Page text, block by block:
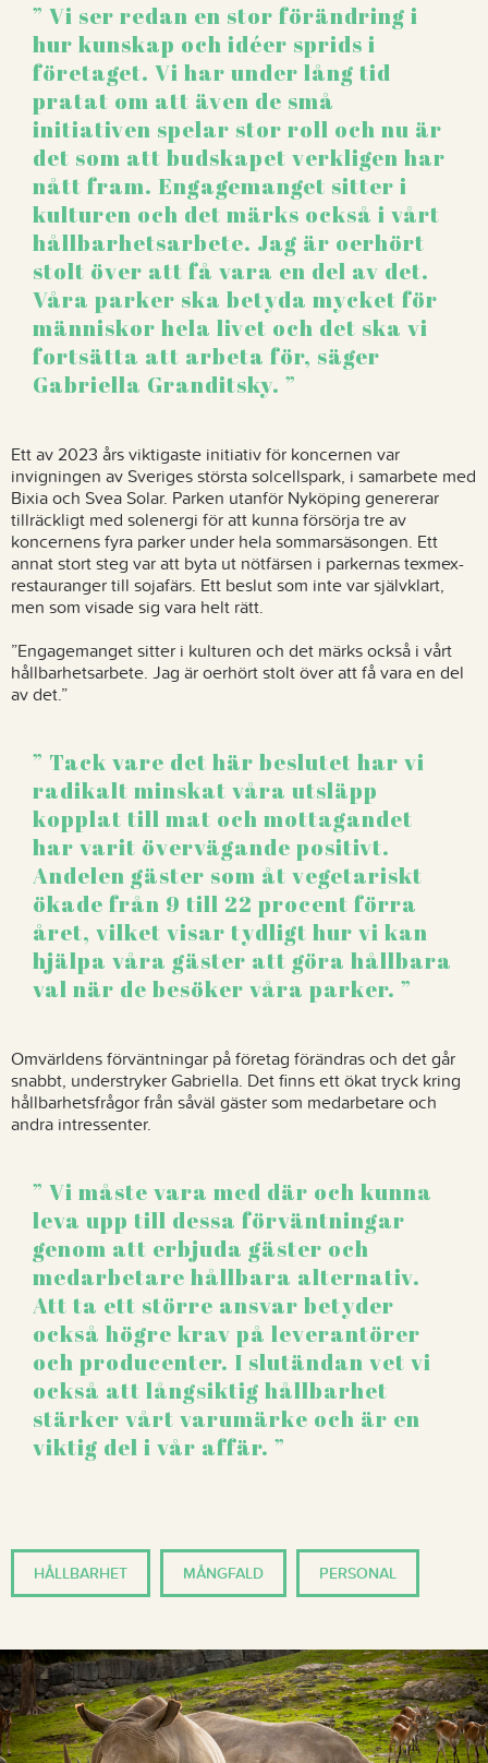
Vi ser redan en stor förändring i
hur kunskap och idéer sprids i
företaget. Vi har under lång tid
pratat om att även de små
initiativen spelar stor roll och nu är
det som att budskapet verkligen har
nått fram. Engagemanget sitter i
kulturen och det märks också i vårt
hållbarhetsarbete. Jag är oerhört
stolt över att få vara en del av det.
Våra parker ska betyda mycket för
människor hela livet och det ska vi
fortsätta att arbeta för, säger
Gabriella Granditsky.
Ett av 2023 års viktigaste initiativ för koncernen var
invigningen av Sveriges största solcellspark, i samarbete med
Bixia och Svea Solar. Parken utanför Nyköping genererar
tillräckligt med solenergi för att kunna försörja tre av
koncernens fyra parker under hela sommarsäsongen. Ett
annat stort steg var att byta ut nötfärsen i parkernas texmex-
restauranger till sojafärs. Ett beslut som inte var självklart,
men som visade sig vara helt rätt.
”Engagemanget sitter i kulturen och det märks också i vårt
hållbarhetsarbete. Jag är oerhört stolt över att få vara en del
av det.”
Tack vare det här beslutet har vi
radikalt minskat våra utsläpp
kopplat till mat och mottagandet
har varit övervägande positivt.
Andelen gäster som åt vegetariskt
ökade från 9 till 22 procent förra
året, vilket visar tydligt hur vi kan
hjälpa våra gäster att göra hållbara
val när de besöker våra parker.
Omvärldens förväntningar på företag förändras och det går
snabbt, understryker Gabriella. Det finns ett ökat tryck kring
hållbarhetsfrågor från såväl gäster som medarbetare och
andra intressenter.
Vi måste vara med där och kunna
leva upp till dessa förväntningar
genom att erbjuda gäster och
medarbetare hållbara alternativ.
Att ta ett större ansvar betyder
också högre krav på leverantörer
och producenter. I slutändan vet vi
också att långsiktig hållbarhet
stärker vårt varumärke och är en
viktig del i vår affär.
HÅLLBARHET MÅNGFALD PERSONAL